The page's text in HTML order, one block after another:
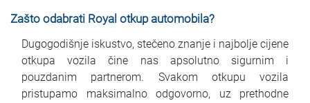
Zašto odabrati Royal otkup automobila?
Dugogodišnje iskustvo, stečeno znanje i najbolje cijene
otkupa vozila čine nas apsolutno sigurnim i
pouzdanim partnerom. Svakom otkupu vozila
pristupamo maksimalno odgovorno, uz prethodne